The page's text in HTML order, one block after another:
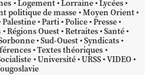
Logement Lorraine Lycées
politique de masse Moyen Orient
Palestine Parti Police Presse
Régions Ouest Retraites Santé
Sud-Ouest Syndicats
Textes théoriques
Université URSS VIDEO